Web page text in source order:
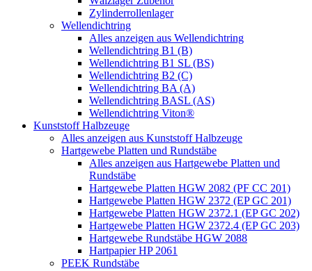
Zylinderrollenlager
Wellendichtring
Alles anzeigen aus Wellendichtring
Wellendichtring B1 (B)
Wellendichtring B1 SL (BS)
Wellendichtring B2 (C)
Wellendichtring BA (A)
Wellendichtring BASL (AS)
Wellendichtring Viton®
Kunststoff Halbzeuge
Alles anzeigen aus Kunststoff Halbzeuge
Hartgewebe Platten und Rundstäbe
Alles anzeigen aus Hartgewebe Platten und
Rundstäbe
Hartgewebe Platten HGW 2082 (PF CC 201)
Hartgewebe Platten HGW 2372 (EP GC 201)
Hartgewebe Platten HGW 2372.1 (EP GC 202)
Hartgewebe Platten HGW 2372.4 (EP GC 203)
Hartgewebe Rundstäbe HGW 2088
Hartpapier HP 2061
PEEK Rundstäbe